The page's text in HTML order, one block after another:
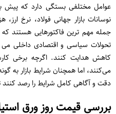
عوامل مختلفی بستگی دارد که پیش
نوسانات بازار جهانی فولاد، نرخ
جمله مهم‌ ترین فاکتورهایی هستند
تحولات سیاسی و اقتصادی داخلی می
کاهش هدایت کنند. اگرچه برخی
می‌کنند، اما همچنان شرایط بازار به
دقت و آگاهی کامل شرایط را رصد کنند
بررسی قیمت روز ورق استیل 304 از منابع معتبر